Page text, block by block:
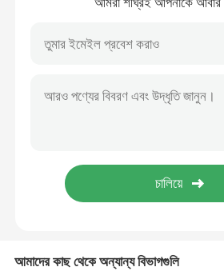
ভুল মার্বেল ডাইনিং টেবিল
আমাদের কাছ থেকে অন্যান্য বিভাগগুলি